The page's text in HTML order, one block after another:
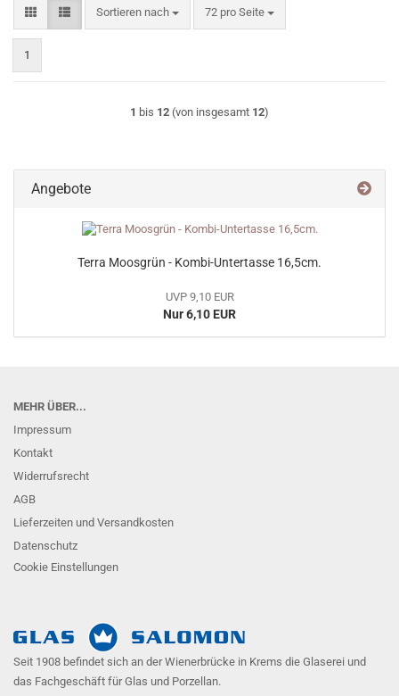
Sortieren nach
Sortieren nach 72 pro Seite
pro Seite
1
1 bis 12 (von insgesamt 12)
Angebote
Terra Moosgrün - Kombi-Untertasse 16,5cm.
UVP 9,10 EUR
Nur 6,10 EUR
MEHR ÜBER...
Impressum
Kontakt
Widerrufsrecht
AGB
Lieferzeiten und Versandkosten
Datenschutz
Cookie Einstellungen
Seit 1908 befindet sich an der Wienerbrücke in Krems die Glaserei und
das Fachgeschäft für Glas und Porzellan.